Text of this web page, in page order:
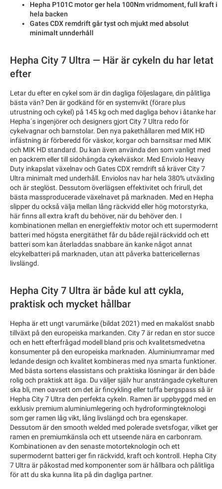
Hepha P101C motor ger hela 100Nm vridmoment, full kraft i
hela backen
Gates CDX remdrift går tyst och mjukt med absolut
minimalt unnderhåll
Hepha City 7 Ultra — Här är cykeln du har letat
efter
Letar du efter en cykel som är din dagliga följeslagare, din pålitliga
bästa vän? Den är godkänd för en systemvikt (förare plus
utrustning och cykel) på 145 kg och med dagliga behov i åtanke har
Hepha´s ingenjörer och designers gjort City 7 Ultra redo för
cykelvagnar och barnstolar. Den nya pakethållaren med MIK HD
infästning är förberedd för väskor, korgar och barnsitsar med MIK
och MIK HD standard. Du kan även använda den som vanligt med
en packrem eller till sidohängda cykelväskor. Med Enviolo Heavy
Duty inkapslat växelnav och Gates CDX remdrift så kräver City 7
Ultra minimalt med underhåll. Enviolos nav har hela 380% utväxling
och är steglöst. Dessutom överlägsen effektivitet och frirull, det
bästa massproducerade växelnavet på marknaden. Med en Hepha
slipper du också välja mellan lång räckvidd eller hög motorstyrka,
här finns all extra kraft du behöver, när du behöver den. I
kombinationen mellan en energieffektiv motor och ett supermodernt
batteri med högsta energitäthet får du både rejäl räckvidd och ett
batteri som kan återladdas snabbare än kanke något annat
elcykelbatteri på marknaden, utan att påverka battericellernas
livslängd.
Hepha City 7 Ultra är både kul att cykla,
praktisk och mycket hållbar
Hepha är ett ungt varumärke (bildat 2021) med en makalöst snabb
tillväxt på den europeiska markanden. City 7 är redan en stor succe
och en hett efterfrågad modell bland pris och kvalitetsmedvetna
konsumenter på den europeiska marknaden. Aluminiumramar med
ledande design och kvalitet kombineras med nya smarta funktioner.
Med bästa sortens elassistans och praktiska lösningar är den både
rolig och praktisk att äga. Du väljer själv hur ansträngade cykelturen
ska bli, men oavsett om det är fincykling eller tuffa bergspass så är
Hepha City 7 Ultra den perfekta cykeln. Ramen är uppbyggd med en
exklusiv premium aluminiumlegering och hydroformingteknologi
som ger ramen låg vikt, lång livslängd och bra egenskaper.
Dessutom är den smooth welded med polerade svetsfogar, vilket ger
ramen en premiumkänsla och ett utseende nära en carbonram.
Kombinationen av den senaste motorteknologin och ett
supermodernt batteri ger fin räckvidd, kraft och kontroll. Hepha City
7 Ultra är påkostad med komponenter som är hållbara och pålitliga
för att du ska kunna lita på din dagliga partner.